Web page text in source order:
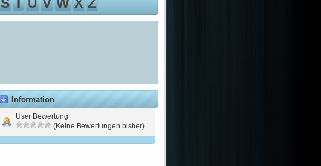
Information
User Bewertung
(Keine Bewertungen bisher)